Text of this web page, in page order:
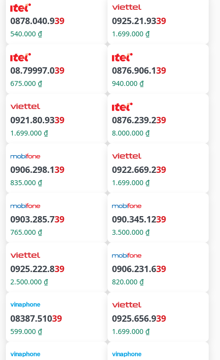
0878.040.939
540.000 ₫
0925.21.9339
1.699.000 ₫
08.79997.039
675.000 ₫
0876.906.139
940.000 ₫
0921.80.9339
1.699.000 ₫
0876.239.239
8.000.000 ₫
0906.298.139
835.000 ₫
0922.669.239
1.699.000 ₫
0903.285.739
765.000 ₫
090.345.1239
3.500.000 ₫
0925.222.839
2.500.000 ₫
0906.231.639
820.000 ₫
08387.51039
599.000 ₫
0925.656.939
1.699.000 ₫